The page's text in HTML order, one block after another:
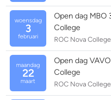
woensdag
3
februari
Open dag MBO
College
ROC Nova
maandag
22
maart
Open dag
College
ROC Nova